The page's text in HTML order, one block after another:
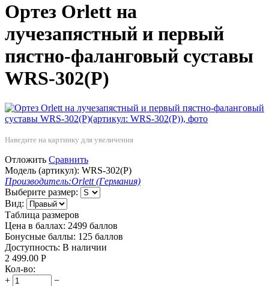
Ортез Orlett на
лучезапястный и первый
пястно-фаланговый суставы
WRS-302(P)
Наведите на картинку для увеличения
Отложить Сравнить
Модель (артикул): WRS-302(Р)
Производитель:Orlett (Германия)
Выберите размер:
Вид:
Таблица размеров
Цена в баллах: 2499 баллов
Бонусные баллы: 125 баллов
Доступность: В наличии
2 499.00 Р
Кол-во:
+
−